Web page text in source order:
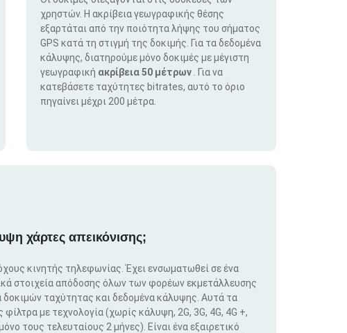
χρηστών. Η ακρίβεια γεωγραφικής θέσης
εξαρτάται από την ποιότητα λήψης του σήματος
GPS κατά τη στιγμή της δοκιμής. Για τα δεδομένα
κάλυψης, διατηρούμε μόνο δοκιμές με μέγιστη
γεωγραφική ακρίβεια 50 μέτρων
. Για να
κατεβάσετε ταχύτητες bitrates, αυτό το όριο
πηγαίνει μέχρι 200 μέτρα.
χάρτες απεικόνισης;
κινητής τηλεφωνίας. Έχει ενσωματωθεί σε ένα
στοιχεία απόδοσης όλων των φορέων εκμετάλλευσης
ταχύτητας και δεδομένα κάλυψης. Αυτά τα
με τεχνολογία (χωρίς κάλυψη, 2G, 3G, 4G, 4G +,
τους τελευταίους 2 μήνες). Είναι ένα εξαιρετικό